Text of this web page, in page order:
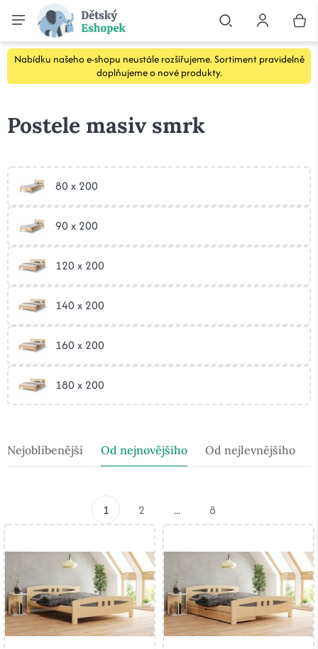
Nabídku našeho e-shopu neustále rozšiřujeme. Sortiment pravidelně
doplňujeme o nové produkty.
Postele masiv smrk
80 x 200
90 x 200
120 x 200
140 x 200
160 x 200
180 x 200
Nejoblíbenější Od nejnovějšího Od nejlevnějšího
1 2 ... 8